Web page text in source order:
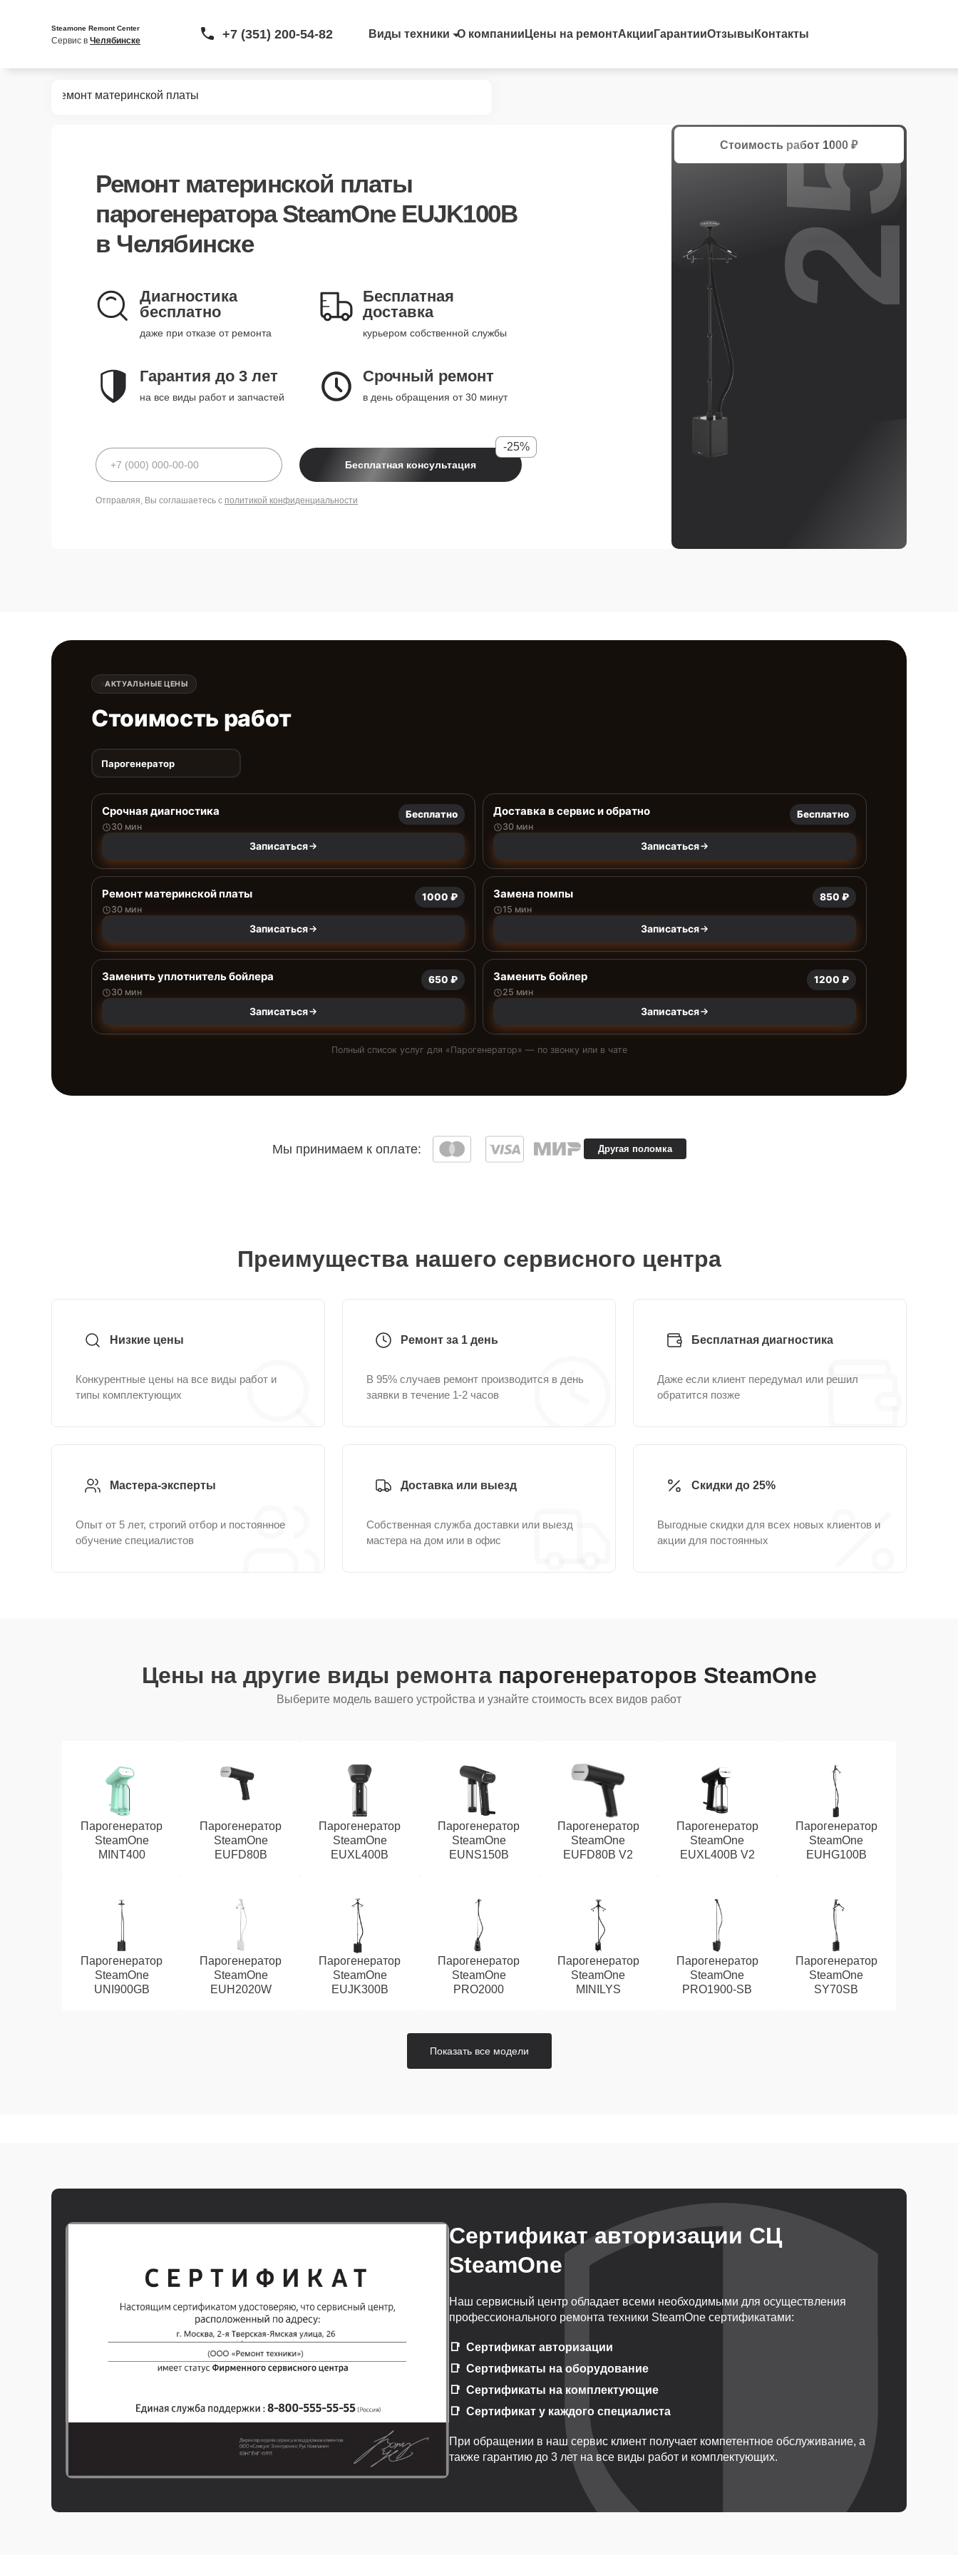
Steamone Remont Center
Сервис в Челябинске +7 (351) 200-54-82 Виды техники О компании Цены на ремонтАкции ГарантииОтзывы Контакты
Ремонт материнской платы
Ремонт материнской платы
парогенератора SteamOne EUJK100B
в Челябинске
Диагностика
бесплатно
даже при отказе от ремонта
Бесплатная
доставка
курьером собственной службы
Гарантия до 3 лет
на все виды работ и запчастей
Срочный ремонт
в день обращения от 30 минут
Бесплатная консультация
-25%
Отправляя, Вы соглашаетесь с политикой конфиденциальности
Стоимость работ 1000 ₽
25%
АКТУАЛЬНЫЕ ЦЕНЫ
Стоимость работ
Парогенератор
Срочная диагностика
30 мин
Бесплатно
Записаться
Доставка в сервис и обратно
30 мин
Бесплатно
Записаться
Ремонт материнской платы
30 мин
1000 ₽
Записаться
Замена помпы
15 мин
850 ₽
Записаться
Заменить уплотнитель бойлера
30 мин
650 ₽
Записаться
Заменить бойлер
25 мин
1200 ₽
Записаться
Полный список услуг для «Парогенератор» — по звонку или в чате
Мы принимаем к оплате: Другая поломка
Преимущества нашего сервисного центра
Низкие цены
Конкурентные цены на все виды работ и
типы комплектующих
Ремонт за 1 день
В 95% случаев ремонт производится в день
заявки в течение 1-2 часов
Бесплатная диагностика
Даже если клиент передумал или решил
обратится позже
Мастера-эксперты
Опыт от 5 лет, строгий отбор и постоянное
обучение специалистов
Доставка или выезд
Собственная служба доставки или выезд
мастера на дом или в офис
Скидки до 25%
Выгодные скидки для всех новых клиентов и
акции для постоянных
Цены на другие виды ремонта парогенераторов SteamOne
Выберите модель вашего устройства и узнайте стоимость всех видов работ
Парогенератор
SteamOne
MINT400
Парогенератор
SteamOne
EUFD80B
Парогенератор
SteamOne
EUXL400B
Парогенератор
SteamOne
EUNS150B
Парогенератор
SteamOne
EUFD80B V2
Парогенератор
SteamOne
EUXL400B V2
Парогенератор
SteamOne
EUHG100B
Парогенератор
SteamOne
UNI900GB
Парогенератор
SteamOne
EUH2020W
Парогенератор
SteamOne
EUJK300B
Парогенератор
SteamOne
PRO2000
Парогенератор
SteamOne
MINILYS
Парогенератор
SteamOne
PRO1900-SB
Парогенератор
SteamOne
SY70SB
Показать все модели
Сертификат авторизации СЦ
SteamOne
Наш сервисный центр обладает всеми необходимыми для осуществления
профессионального ремонта техники SteamOne сертификатами:
Сертификат авторизации
Сертификаты на оборудование
Сертификаты на комплектующие
Сертификат у каждого специалиста
При обращении в наш сервис клиент получает компетентное обслуживание, а
также гарантию до 3 лет на все виды работ и комплектующих.